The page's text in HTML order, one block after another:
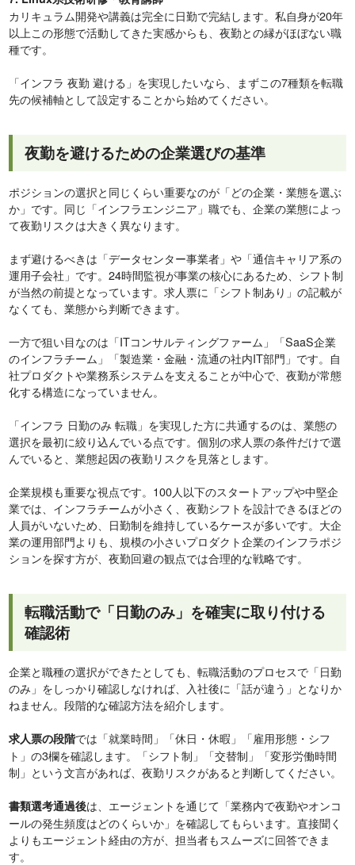
カリキュラム開発や講義は完全に日勤で完結します。私自身が20年
以上この形態で活動してきた実感からも、夜勤との縁がほぼない職
種です。
「インフラ 夜勤 避ける」を実現したいなら、まずこの7種類を転職
先の候補軸として設定することから始めてください。
夜勤を避けるための企業選びの基準
ポジションの選択と同じくらい重要なのが「どの企業・業態を選ぶ
か」です。同じ「インフラエンジニア」職でも、企業の業態によっ
て夜勤リスクは大きく異なります。
まず避けるべきは「データセンター事業者」や「通信キャリア系の
運用子会社」です。24時間監視が事業の核心にあるため、シフト制
が当然の前提となっています。求人票に「シフト制あり」の記載が
なくても、業態から判断できます。
一方で狙い目なのは「ITコンサルティングファーム」「SaaS企業
のインフラチーム」「製造業・金融・流通の社内IT部門」です。自
社プロダクトや業務系システムを支えることが中心で、夜勤が常態
化する構造になっていません。
「インフラ 日勤のみ 転職」を実現した方に共通するのは、業態の
選択を最初に絞り込んでいる点です。個別の求人票の条件だけで選
んでいると、業態起因の夜勤リスクを見落とします。
企業規模も重要な視点です。100人以下のスタートアップや中堅企
業では、インフラチームが小さく、夜勤シフトを設計できるほどの
人員がいないため、日勤制を維持しているケースが多いです。大企
業の運用部門よりも、規模の小さいプロダクト企業のインフラポジ
ションを探す方が、夜勤回避の観点では合理的な戦略です。
転職活動で「日勤のみ」を確実に取り付ける
確認術
企業と職種の選択ができたとしても、転職活動のプロセスで「日勤
のみ」をしっかり確認しなければ、入社後に「話が違う」となりか
ねません。段階的な確認方法を紹介します。
求人票の段階では「就業時間」「休日・休暇」「雇用形態・シフ
ト」の3欄を確認します。「シフト制」「交替制」「変形労働時間
制」という文言があれば、夜勤リスクがあると判断してください。
書類選考通過後は、エージェントを通じて「業務内で夜勤やオンコ
ールの発生頻度はどのくらいか」を確認してもらいます。直接聞く
よりもエージェント経由の方が、担当者もスムーズに回答できま
す。